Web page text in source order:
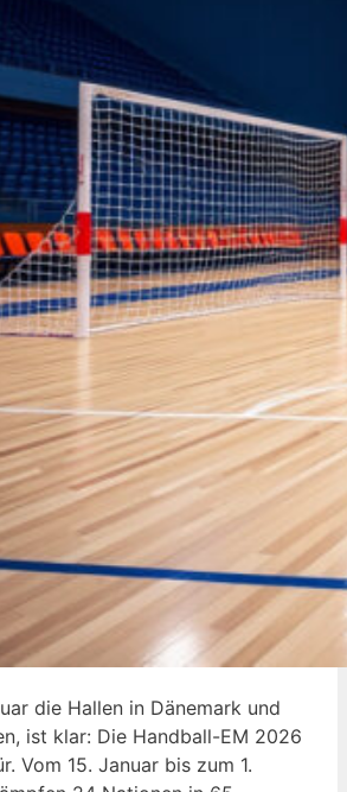
die Hallen in Dänemark und
ist klar: Die Handball-EM 2026
Vom 15. Januar bis zum 1.